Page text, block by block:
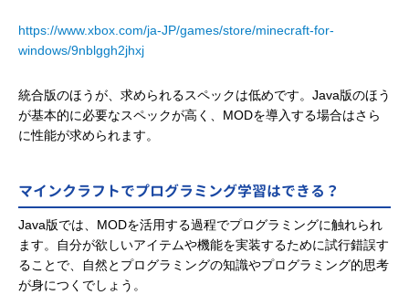
https://www.xbox.com/ja-JP/games/store/minecraft-for-
windows/9nblggh2jhxj
統合版のほうが、求められるスペックは低めです。Java版のほう
が基本的に必要なスペックが高く、MODを導入する場合はさら
に性能が求められます。
マインクラフトでプログラミング学習はできる？
Java版では、MODを活用する過程でプログラミングに触れられ
ます。自分が欲しいアイテムや機能を実装するために試行錯誤す
ることで、自然とプログラミングの知識やプログラミング的思考
が身につくでしょう。